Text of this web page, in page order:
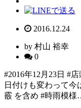
2016.12.24
by 村山 裕幸
0
#2016年12月23日 #
日付けも変わって今
霰 を含め #時雨模